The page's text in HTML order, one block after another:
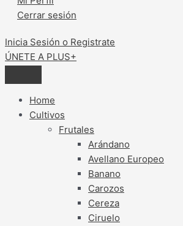
Cerrar sesión
Inicia Sesión o Registrate
ÚNETE A PLUS+
Home
Cultivos
Frutales
Arándano
Avellano Europeo
Banano
Carozos
Cereza
Ciruelo